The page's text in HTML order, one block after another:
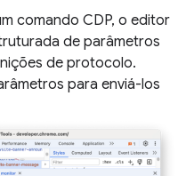
comando CDP, o editor
de parâmetros
de protocolo.
para enviá-los